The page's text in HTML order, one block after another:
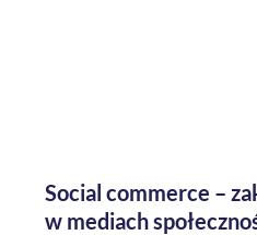
Social commerce –
w mediach